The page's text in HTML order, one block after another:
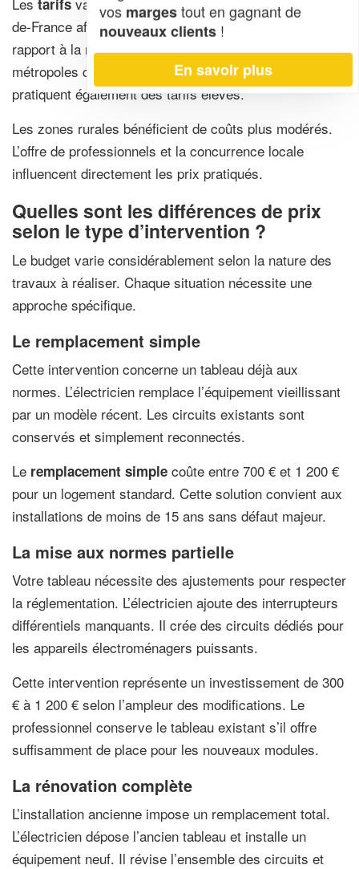
tarifs
de-France affiche des prix supérieurs de 15 à 25 % par
rapport à la moyenne nationale. Les grandes
métropoles comme Lyon, Marseille ou Bordeaux
pratiquent également des tarifs élevés.
Les zones rurales bénéficient de coûts plus modérés.
L’offre de professionnels et la concurrence locale
influencent directement les prix pratiqués.
Quelles sont les différences de prix
selon le type d’intervention ?
Le budget varie considérablement selon la nature des
travaux à réaliser. Chaque situation nécessite une
approche spécifique.
Le remplacement simple
Cette intervention concerne un tableau déjà aux
normes. L’électricien remplace l’équipement vieillissant
par un modèle récent. Les circuits existants sont
conservés et simplement reconnectés.
Le remplacement simple coûte entre 700 € et 1 200 €
pour un logement standard. Cette solution convient aux
installations de moins de 15 ans sans défaut majeur.
La mise aux normes partielle
Votre tableau nécessite des ajustements pour respecter
la réglementation. L’électricien ajoute des interrupteurs
différentiels manquants. Il crée des circuits dédiés pour
les appareils électroménagers puissants.
Cette intervention représente un investissement de 300
€ à 1 200 € selon l’ampleur des modifications. Le
professionnel conserve le tableau existant s’il offre
suffisamment de place pour les nouveaux modules.
La rénovation complète
L’installation ancienne impose un remplacement total.
L’électricien dépose l’ancien tableau et installe un
équipement neuf. Il révise l’ensemble des circuits et
vos margestout en gagnant de
nouveaux clients !
En savoir plus